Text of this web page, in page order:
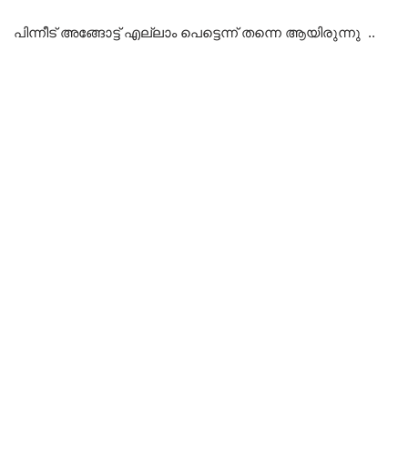
പിന്നീട് അങ്ങോട്ട് എല്ലാം പെട്ടെന്ന് തന്നെ ആയിരുന്നു ..